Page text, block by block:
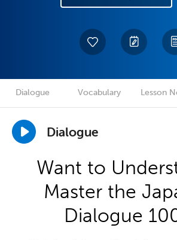
Dialogue Vocabulary Lesson
Dialogue
Want to
Master the
Dialogue